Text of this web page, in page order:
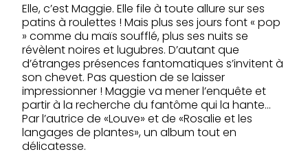
Elle, c’est Maggie. Elle file à toute allure sur ses
patins à roulettes ! Mais plus ses jours font « pop
» comme du maïs soufflé, plus ses nuits se
révèlent noires et lugubres. D’autant que
d’étranges présences fantomatiques s’invitent à
son chevet. Pas question de se laisser
impressionner ! Maggie va mener l’enquête et
partir à la recherche du fantôme qui la hante…
Par l’autrice de «Louve» et de «Rosalie et les
langages de plantes», un album tout en
délicatesse.